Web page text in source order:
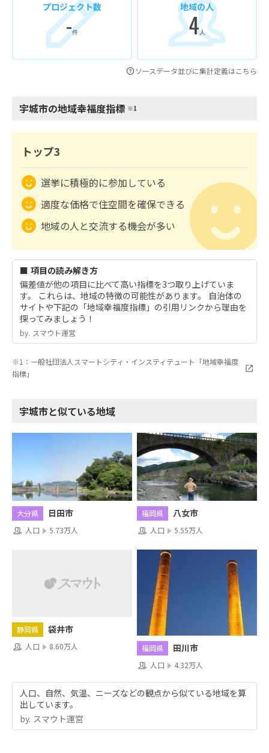
プロジェクト数
-件
地域の人
4人
ソースデータ並びに集計定義はこちら
宇城市の地域幸福度指標 ※1
トップ3
選挙に積極的に参加している
適度な価格で住空間を確保できる
地域の人と交流する機会が多い
■ 項目の読み解き方
偏差値が他の項目に比べて高い指標を3つ取り上げていま
す。 これらは、地域の特徴の可能性があります。 自治体の
サイトや下記の「地域幸福度指標」の引用リンクから理由を
探ってみましょう！
by.︎ スマウト運営
※1：一般社団法人スマートシティ・インスティテュート「地域幸福度
指標」
宇城市と似ている地域
大分県 日田市
人口 5.73万人
福岡県 八女市
人口 5.55万人
静岡県 袋井市
人口 8.60万人 福岡県 田川市
人口 4.32万人
人口、自然、気温、ニーズなどの観点から似ている地域を算
出しています。
by.︎ スマウト運営